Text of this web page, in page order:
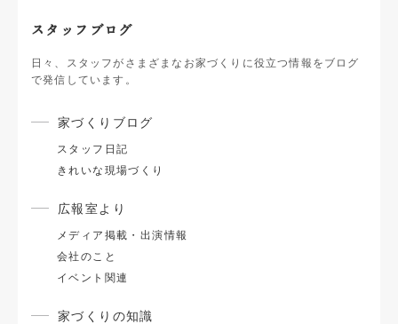
スタッフブログ
日々、スタッフがさまざまなお家づくりに役立つ情報をブログ
で発信しています。
家づくりブログ
スタッフ日記
きれいな現場づくり
広報室より
メディア掲載・出演情報
会社のこと
イベント関連
家づくりの知識